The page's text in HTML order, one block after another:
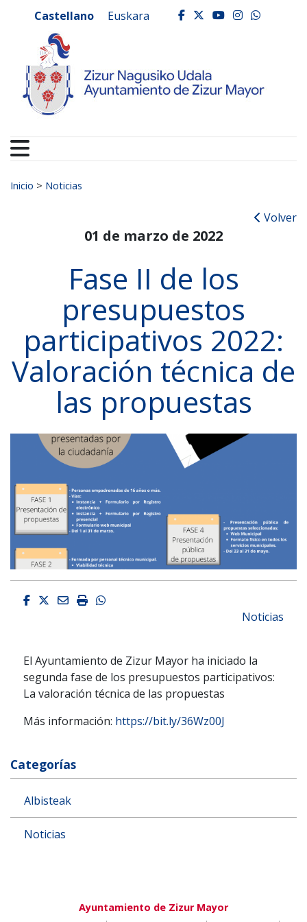
Ayuntamiento de
Castellano Euskara facebook
twitter
youtube
Buscar:
Inicio > Noticias
Volver
01 de marzo de 2022
Fase II de los
presupuestos
participativos 2022:
Valoración técnica de
las propuestas
Facebook
Twitter
EmailImprimirWhatsapp
Noticias
El Ayuntamiento de Zizur Mayor ha iniciado la
segunda fase de los presupuestos participativos:
La valoración técnica de las propuestas
Más información: https://bit.ly/36Wz00J
Categorías
Albisteak
Noticias
Ayuntamiento de Zizur Mayor